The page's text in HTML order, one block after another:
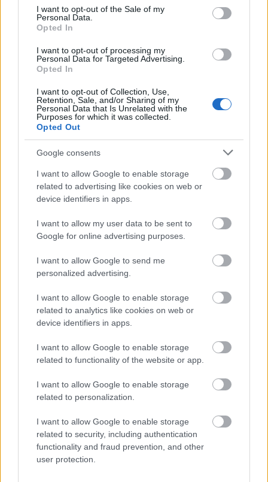
consent section.
I want to opt-out of the Sale of my
Personal Data.
Opted In
I want to opt-out of processing my
Personal Data for Targeted Advertising.
Opted In
I want to opt-out of Collection, Use,
Retention, Sale, and/or Sharing of my
Personal Data that Is Unrelated with the
Purposes for which it was collected.
Opted Out
Google consents
I want to allow Google to enable storage
related to advertising like cookies on web or
device identifiers in apps.
I want to allow my user data to be sent to
Google for online advertising purposes.
I want to allow Google to send me
personalized advertising.
I want to allow Google to enable storage
related to analytics like cookies on web or
device identifiers in apps.
I want to allow Google to enable storage
related to functionality of the website or app.
I want to allow Google to enable storage
related to personalization.
I want to allow Google to enable storage
related to security, including authentication
functionality and fraud prevention, and other
user protection.
Ez az elmélkedés, ez a csöndes megfigyelés, ez a
kikapcsolás olyan jó hatással van ránk, hogy
érdemes többször is gyakorolni. Nem kell, hogy
járjon az agyad bármin is, nem kell, hogy
megerőltesd a gondolkodásodat, egyszerűen hagyd,
hogy minden történjen úgy, mint ahogy az történne,
ha te nem avatkozol bele a dolgok menetébe. A jó és
hasznos oldala ennek a gyakorlatnak az, hogy
megtanulhatsz befelé figyelni, megtalálhatod azt a
nyugalmat, amit napközben esetleg elveszítettél, és
új energiák szabadulhatnak fel benned, amit később
bárhogyan felhasználhatsz. Csak pár percet vesz
igénybe ez a csendes ülés, és észreveheted, hogy
egyre kevesebb olyan hely van, ahol ezt a csendes
ülést tudod gyakorolni. Elszáguld egy szirénázó
mentőautó a távolban, és máris kizökkensz a
nyugalmi állapotodból, mert elkezdesz gondolkodni
úgy igazából, hogy mi történhetett, miért szirénázik
annyira az az autó. Amikor így kizökkensz, akkor
már újra a régi világoddal vagy kapcsolatban, mert
kicsit kikapcsolódni. Nagyon nehéz sokszor csakúgy
üldögélni egy széken, minden cél nélkül, mert hozzá
vagy szokva, hogy mindig csinálsz valamit, mindig
ennek lenni. De hidd el, hogyha csak egyszer is
átadod magad ennek a csendes pillanatnak, amit
egy széken üldögélve megtapasztalsz, sokkal jobban
fogod magad érezni, ha hagyod, hogy a gondolataid
lecsituljanak és nem erőltetsz semmit, hogy
megtörténjen bármi is pár percig, amíg te
pihenteted az agyadat és hagyod, hogy új erőre
kapjon. :)
Küldök neked egy dalt,